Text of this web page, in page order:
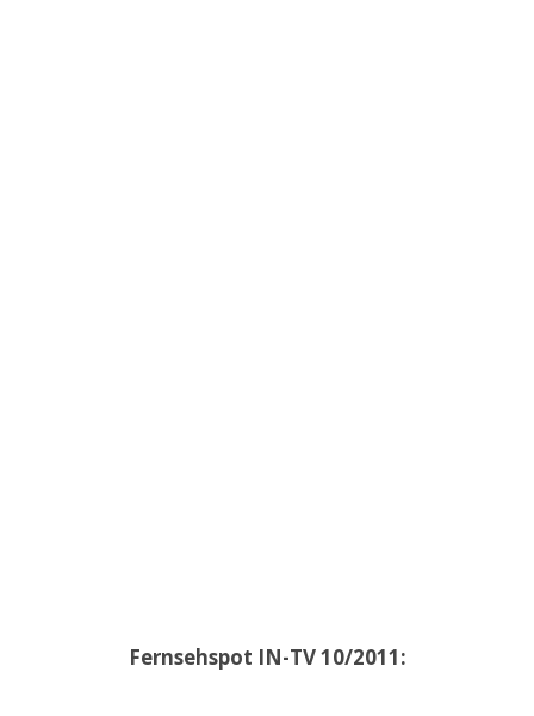
Fernsehspot IN-TV 10/2011: